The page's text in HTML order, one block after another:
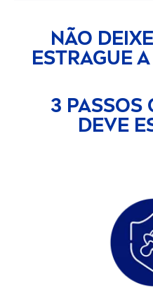
NÃO
ESTRAGUE
3 PASSOS
DEVE